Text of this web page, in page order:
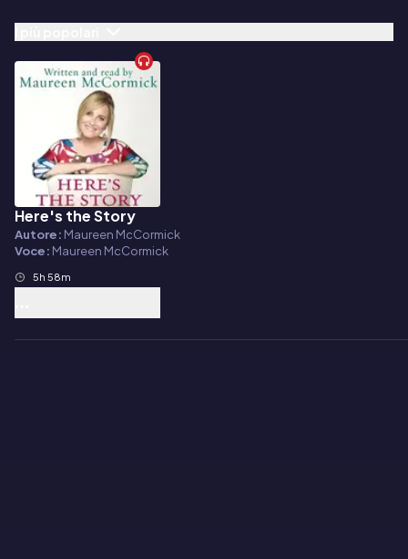
Audiolibro
Here's the Story
Autore: Maureen McCormick
Voce: Maureen McCormick
5h 58m